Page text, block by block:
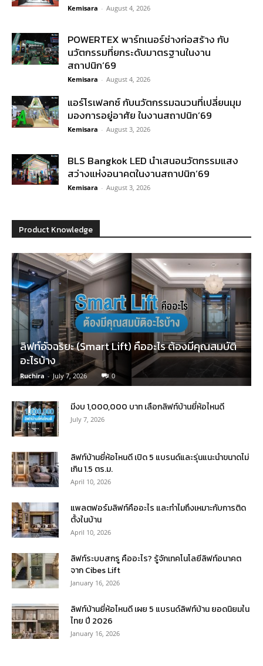
Kemisara - August 4, 2026
POWERTEX พาร์ทเนอร์ช่างก่อสร้าง กับ
นวัตกรรมที่ยกระดับมาตรฐานในงาน
สถาปนิก’69
Kemisara - August 4, 2026
แอร์โรเฟลกซ์ กับนวัตกรรมฉนวนที่เปลี่ยนมุม
มองการอยู่อาศัย ในงานสถาปนิก’69
Kemisara - August 3, 2026
BLS Bangkok LED นำเสนอนวัตกรรมแสง
สว่างแห่งอนาคตในงานสถาปนิก’69
Kemisara - August 3, 2026
Product Knowledge
ลิฟท์อัจฉริยะ (Smart Lift) คืออะไร ต้องมีคุณสมบัติ
อะไรบ้าง
Ruchira - July 7, 2026 0
มีงบ 1,000,000 บาท เลือกลิฟท์บ้านยี่ห้อไหนดี
July 7, 2026
ลิฟท์บ้านยี่ห้อไหนดี เปิด 5 แบรนด์และรุ่นแนะนำขนาดไม่
เกิน 1.5 ตร.ม.
April 10, 2026
แพลตฟอร์มลิฟท์คืออะไร และทำไมถึงเหมาะกับการติด
ตั้งในบ้าน
April 10, 2026
ลิฟท์ระบบสกรู คืออะไร? รู้จักเทคโนโลยีลิฟท์อนาคต
จาก Cibes Lift
January 16, 2026
ลิฟท์บ้านยี่ห้อไหนดี เผย 5 แบรนด์ลิฟท์บ้าน ยอดนิยมใน
ไทย ปี 2026
January 16, 2026